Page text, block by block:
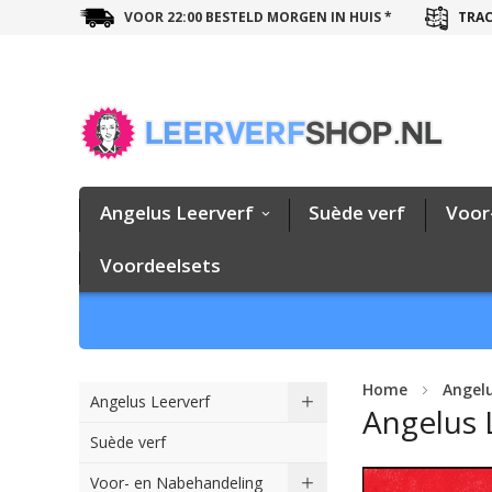
VOOR 22:00 BESTELD MORGEN IN HUIS *
Angelus Leerverf Suède verf
Voordeelsets
Home
Angelus
Ga
Angelus Leerverf
Suède verf
Voor- en Nabehandeling